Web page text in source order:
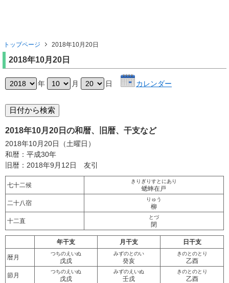
トップページ 2018年10月20日
2018年10月20日
年 月 日 カレンダー
2018年10月20日の和暦、旧暦、干支など
2018年10月20日（土曜日）
和暦：平成30年
旧暦：2018年9月12日 友引
七十二候
きりぎりすとにあり
蟋蟀在戸
二十八宿
りゅう
柳
十二直
とづ
閉
年干支 月干支 日干支
暦月
つちのえいぬ
戊戌
みずのとのい
癸亥
きのとのとり
乙酉
節月
つちのえいぬ
戊戌
みずのえいぬ
壬戌
きのとのとり
乙酉